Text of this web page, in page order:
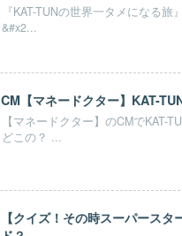
『KAT-TUNの世界一タメになる
&#x2...
CM【マネードクター】KAT-
【マネードクター】のCMでKAT-
どこの？ ...
【クイズ！その時スーパース